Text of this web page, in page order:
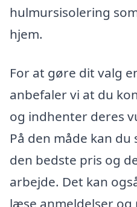
hulmursisolering
hjem.
For at gøre dit valg
anbefaler vi at du
og indhenter deres
På den måde kan
den bedste pris og
arbejde. Det kan
læse anmeldelser og